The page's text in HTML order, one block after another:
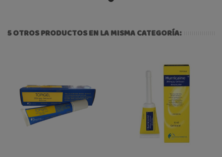
5 OTROS PRODUCTOS EN LA MISMA CATEGORÍA: